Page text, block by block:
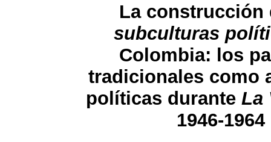
La construcción
subculturas
Colombia: los
tradicionales como
políticas durante La
1946-1964